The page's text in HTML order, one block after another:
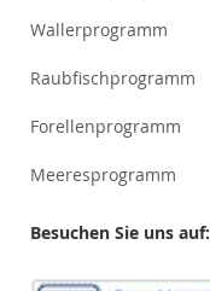
Wallerprogramm
Raubfischprogramm
Forellenprogramm
Meeresprogramm
Besuchen Sie uns auf: